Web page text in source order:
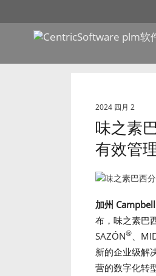
2024 四月 2
味之素
有效管
加州
布，味之素巴
SAZÓN®、
新的企业级解
营的数字化转